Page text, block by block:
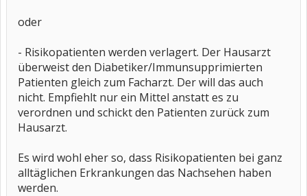
oder
- Risikopatienten werden verlagert. Der Hausarzt
überweist den Diabetiker/Immunsupprimierten
Patienten gleich zum Facharzt. Der will das auch
nicht. Empfiehlt nur ein Mittel anstatt es zu
verordnen und schickt den Patienten zurück zum
Hausarzt.
Es wird wohl eher so, dass Risikopatienten bei ganz
alltäglichen Erkrankungen das Nachsehen haben
werden.